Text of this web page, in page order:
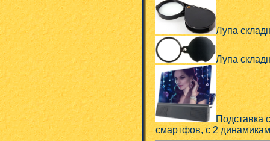
Лупа
Лупа
Подставка
смартфов, с 2